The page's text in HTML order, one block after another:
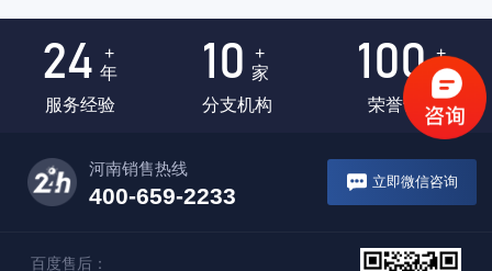
24
+
年
服务经验
10
+
家
分支机构
100 +
项
荣誉证书
河南销售热线
400-659-2233
立即微信咨询
百度售后：